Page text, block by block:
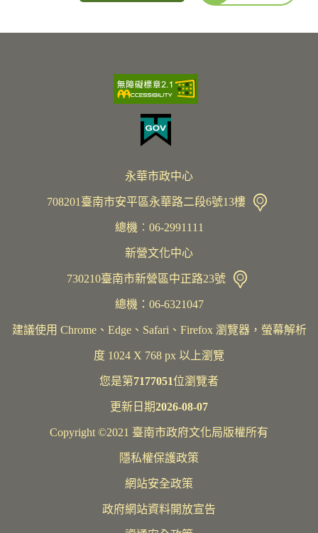
永華市政中心
708201臺南市安平區永華路二段6號13樓
總機︰06-2991111
新營文化中心
730210臺南市新營區中正路23號
總機：06-6321047
建議使用 Chrome、Edge、Safari、Firefox 瀏覽器，螢幕解析
度 1024 X 768 px 以上瀏覽
您是第7177051位瀏覽者
更新日期2026-08-07
Copyright ©2021 臺南市政府文化局版權所有
隱私權保護政策
網站安全政策
政府網站資料開放宣告